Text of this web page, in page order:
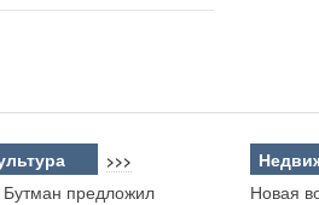
>>>
Бутман предложил
Новая